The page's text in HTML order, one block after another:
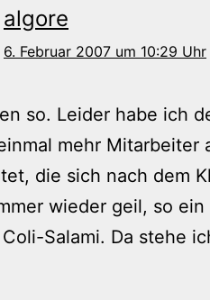
algore
6. Februar 2007 um 10:29 Uhr
so. Leider habe ich
mehr Mitarbeiter
die sich nach dem
wieder geil, so
Salami. Da stehe